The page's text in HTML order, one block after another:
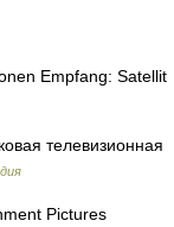
Empfang: Satellit
телевизионная
Pictures